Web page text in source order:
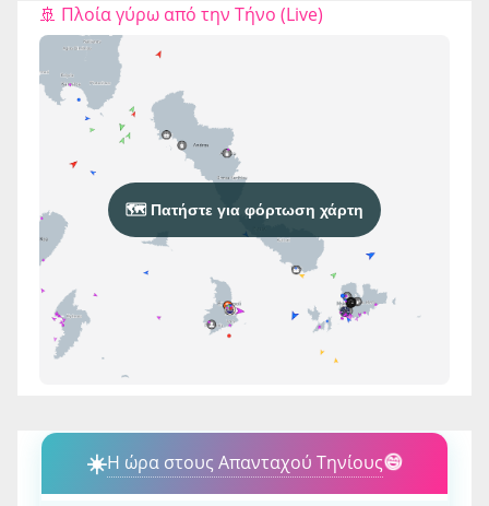
🚢 Πλοία γύρω από την Τήνο (Live)
🗺️ Πατήστε για φόρτωση χάρτη
☀️Η ώρα στους Απανταχού Τηνίους😄